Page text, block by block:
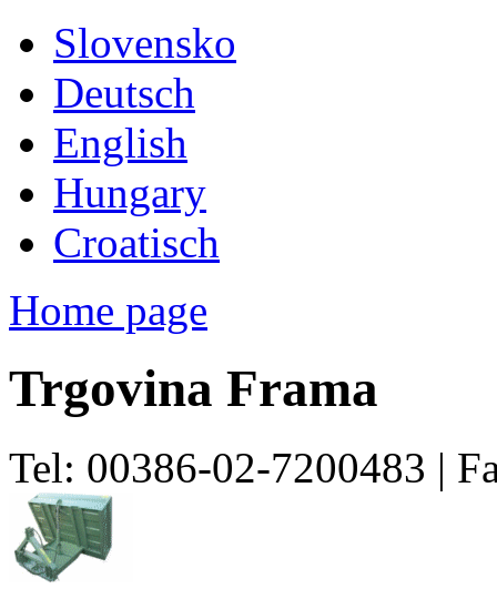
Slovensko
Deutsch
English
Hungary
Croatisch
Home page
Trgovina Frama
Tel: 00386-02-7200483 |